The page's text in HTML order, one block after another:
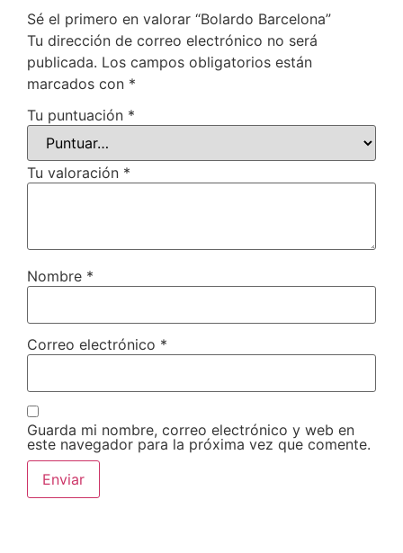
Sé el primero en valorar “Bolardo Barcelona”
Tu dirección de correo electrónico no será
publicada. Los campos obligatorios están
marcados con *
Tu puntuación *
Tu valoración *
Nombre *
Correo electrónico *
Guarda mi nombre, correo electrónico y web en
este navegador para la próxima vez que comente.